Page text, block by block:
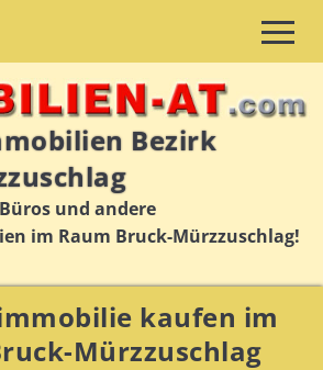
Bezirk
und andere
im Raum Bruck-Mürzzuschlag!
kaufen im
Mürzzuschlag